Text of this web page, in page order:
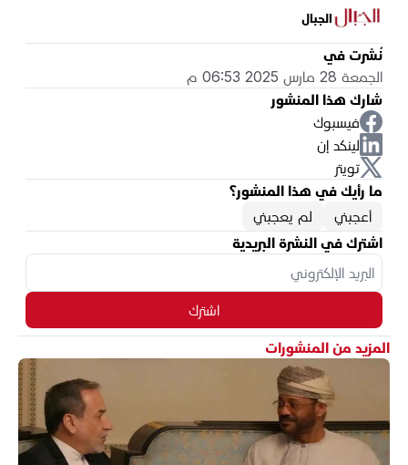
الجبال
نُشرت في
الجمعة 28 مارس 2025 06:53 م
شارك هذا المنشور
فيسبوك
لينكد إن
تويتر
ما رأيك في هذا المنشور؟
أعجبني
لم يعجبني
اشترك في النشرة البريدية
اشترك
المزيد من المنشورات